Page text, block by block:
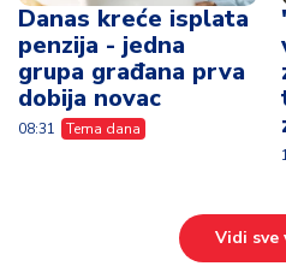
Danas kreće isplata
penzija - jedna
grupa građana prva
dobija novac
08:31 Tema dana
Vidi sve